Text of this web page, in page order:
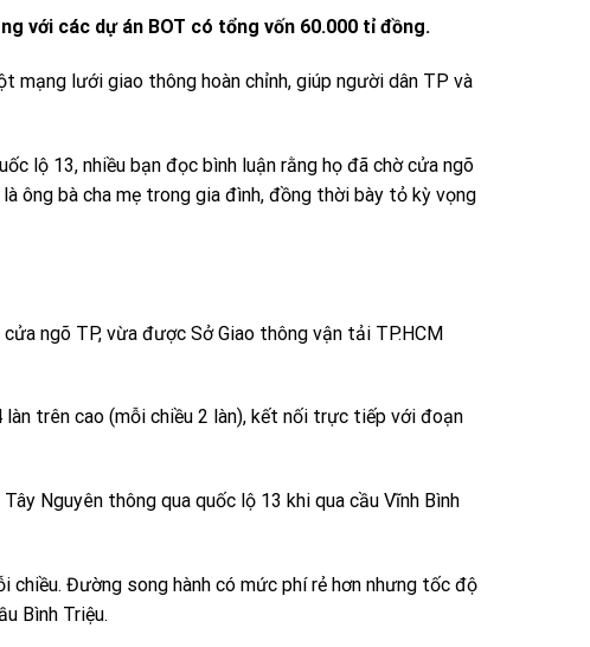
với các dự án BOT có tổng vốn 60.000 tỉ đồng.
mạng lưới giao thông hoàn chỉnh, giúp người dân TP và
lộ 13, nhiều bạn đọc bình luận rằng họ đã chờ cửa ngõ
ông bà cha mẹ trong gia đình, đồng thời bày tỏ kỳ vọng
ngõ TP, vừa được Sở Giao thông vận tải TP.HCM
trên cao (mỗi chiều 2 làn), kết nối trực tiếp với đoạn
Nguyên thông qua quốc lộ 13 khi qua cầu Vĩnh Bình
Đường song hành có mức phí rẻ hơn nhưng tốc độ
Bình Triệu.